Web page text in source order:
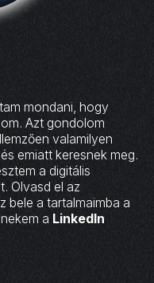
mondani, hogy
Azt gondolom
valamilyen
emiatt keresnek meg.
a digitális
Olvasd el az
bele a tartalmaimba a
a LinkedIn